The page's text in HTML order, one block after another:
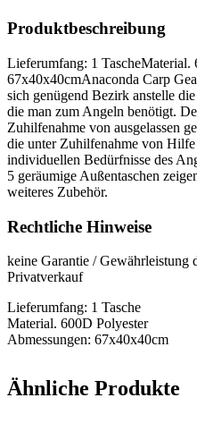
Produktbeschreibung
Lieferumfang: 1 TascheMaterial.
67x40x40cmAnaconda Carp
sich genügend Bezirk anstelle
die man zum Angeln benötigt.
Zuhilfenahme von ausgelassen
die unter Zuhilfenahme von
individuellen Bedürfnisse des
5 geräumige Außentaschen
weiteres Zubehör.
Rechtliche Hinweise
keine Garantie / Gewährleistung
Privatverkauf
Lieferumfang: 1 Tasche
Material. 600D Polyester
Abmessungen: 67x40x40cm
Ähnliche Produkte